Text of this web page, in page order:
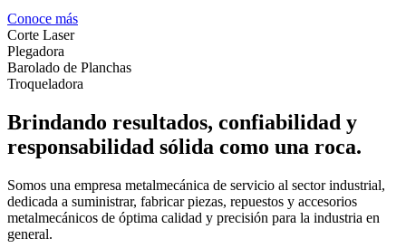
Conoce más
Corte Laser
Plegadora
Barolado de Planchas
Troqueladora
Brindando resultados, confiabilidad y
responsabilidad sólida como una roca.
Somos una empresa metalmecánica de servicio al sector industrial,
dedicada a suministrar, fabricar piezas, repuestos y accesorios
metalmecánicos de óptima calidad y precisión para la industria en
general.